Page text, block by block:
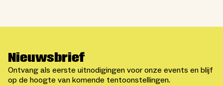
Nieuwsbrief
Ontvang als eerste uitnodigingen voor onze events en blijf
op de hoogte van komende tentoonstellingen.